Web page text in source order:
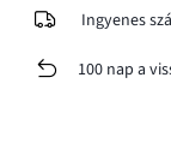
Ingyenes
100 nap a